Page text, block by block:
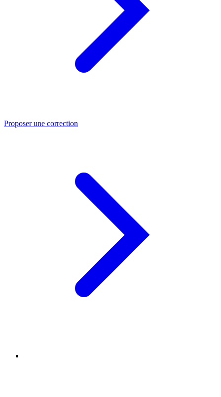
Proposer une correction